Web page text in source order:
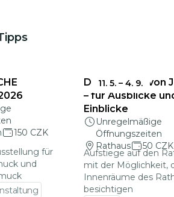
150 CZK
für
und
11. 5. – 4. 9.
Das Rathaus von
– für Ausblicke
Einblicke
Unregelmäßige
Öffnungszeiten
Rathaus
50 CZK
Aufstiege auf den
mit der Möglichkeit,
Innenräume des
besichtigen